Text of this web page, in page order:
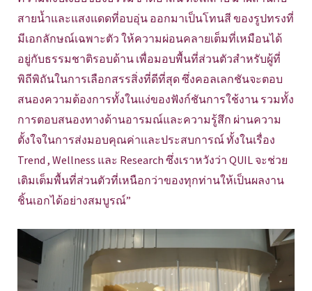
สายน้ำและแสงแดดที่อบอุ่น ออกมาเป็นโทนสี ของรูปทรงที่
มีเอกลักษณ์เฉพาะตัว ให้ความผ่อนคลายเต็มที่เหมือนได้
อยู่กับธรรมชาติรอบด้าน เพื่อมอบพื้นที่ส่วนตัวสำหรับผู้ที่
พิถีพิถันในการเลือกสรรสิ่งที่ดีที่สุด ซึ่งคอลเลกชันจะตอบ
สนองความต้องการทั้งในแง่ของฟังก์ชันการใช้งาน รวมทั้ง
การตอบสนองทางด้านอารมณ์และความรู้สึก ผ่านความ
ตั้งใจในการส่งมอบคุณค่าและประสบการณ์ ทั้งในเรื่อง
Trend , Wellness และ Research ซึ่งเราหวังว่า QUIL จะช่วย
เติมเต็มพื้นที่ส่วนตัวที่เหนือกว่าของทุกท่านให้เป็นผลงาน
ชิ้นเอกได้อย่างสมบูรณ์”